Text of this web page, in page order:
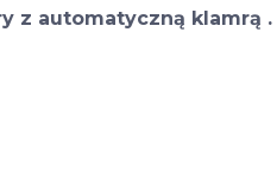
z automatyczną klamrą